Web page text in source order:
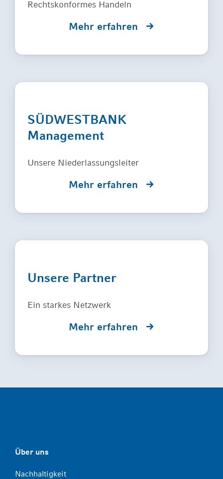
Rechtskonformes Handeln
Mehr erfahren
SÜDWESTBANK
Management
Unsere Niederlassungsleiter
Mehr erfahren
Unsere Partner
Ein starkes Netzwerk
Mehr erfahren
Über uns
Nachhaltigkeit